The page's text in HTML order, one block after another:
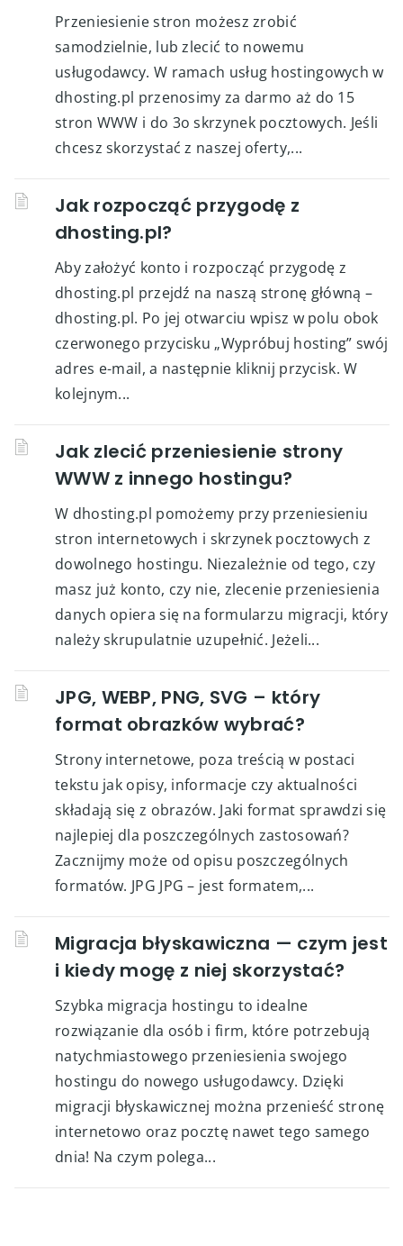
Przeniesienie stron możesz zrobić
samodzielnie, lub zlecić to nowemu
usługodawcy. W ramach usług hostingowych w
dhosting.pl przenosimy za darmo aż do 15
stron WWW i do 3o skrzynek pocztowych. Jeśli
chcesz skorzystać z naszej oferty,...
Jak rozpocząć przygodę z
dhosting.pl?
Aby założyć konto i rozpocząć przygodę z
dhosting.pl przejdź na naszą stronę główną –
dhosting.pl. Po jej otwarciu wpisz w polu obok
czerwonego przycisku „Wypróbuj hosting” swój
adres e-mail, a następnie kliknij przycisk. W
kolejnym...
Jak zlecić przeniesienie strony
WWW z innego hostingu?
W dhosting.pl pomożemy przy przeniesieniu
stron internetowych i skrzynek pocztowych z
dowolnego hostingu. Niezależnie od tego, czy
masz już konto, czy nie, zlecenie przeniesienia
danych opiera się na formularzu migracji, który
należy skrupulatnie uzupełnić. Jeżeli...
JPG, WEBP, PNG, SVG – który
format obrazków wybrać?
Strony internetowe, poza treścią w postaci
tekstu jak opisy, informacje czy aktualności
składają się z obrazów. Jaki format sprawdzi się
najlepiej dla poszczególnych zastosowań?
Zacznijmy może od opisu poszczególnych
formatów. JPG JPG – jest formatem,...
Migracja błyskawiczna — czym jest
i kiedy mogę z niej skorzystać?
Szybka migracja hostingu to idealne
rozwiązanie dla osób i firm, które potrzebują
natychmiastowego przeniesienia swojego
hostingu do nowego usługodawcy. Dzięki
migracji błyskawicznej można przenieść stronę
internetowo oraz pocztę nawet tego samego
dnia! Na czym polega...